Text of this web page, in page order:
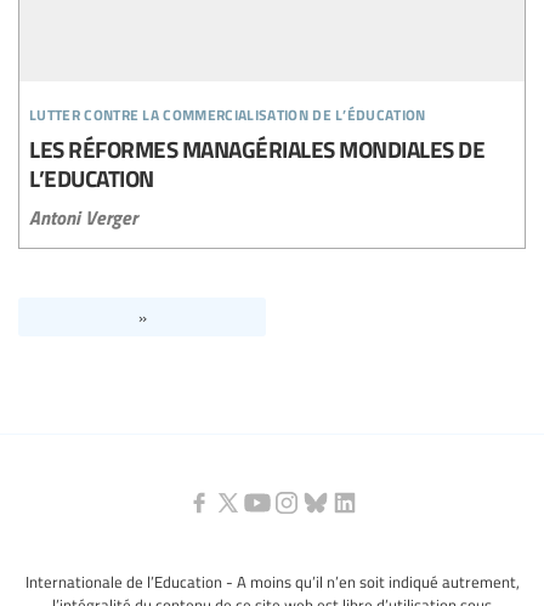
lutter contre la commercialisation de l’éducation
LES RÉFORMES MANAGÉRIALES MONDIALES DE
L’EDUCATION
Antoni Verger
»
Internationale de l’Education - A moins qu’il n’en soit indiqué autrement,